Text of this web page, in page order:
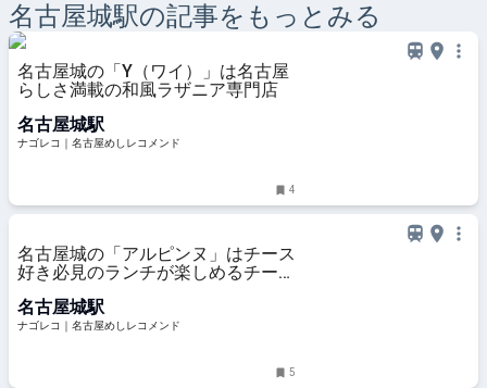
名古屋城駅の記事をもっとみる
名古屋城の「Y（ワイ）」は名古屋
らしさ満載の和風ラザニア専門店
名古屋城駅
ナゴレコ｜名古屋めしレコメンド
4
名古屋城の「アルピンヌ」はチース
好き必見のランチが楽しめるチーズ
名古屋城駅
ナゴレコ｜名古屋めしレコメンド
5